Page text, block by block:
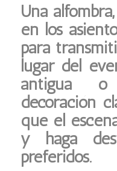
Una
en los
para
lugar del
antigua o
decoración
que el
y haga
preferidos.